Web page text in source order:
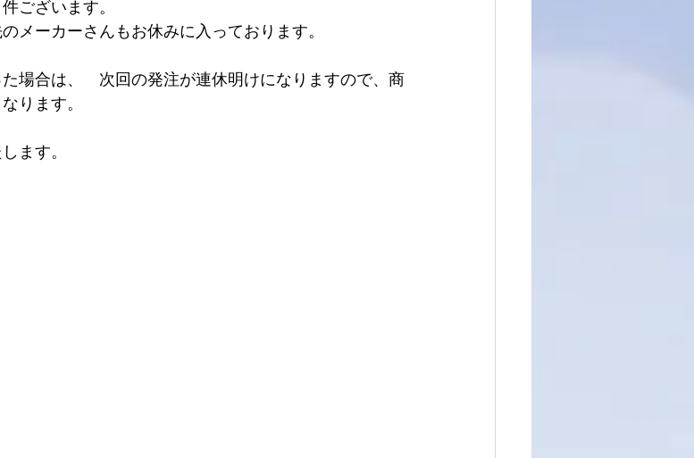
ございます。
メーカーさんもお休みに入っております。
場合は、　次回の発注が連休明けになりますので、商
ります。
ます。